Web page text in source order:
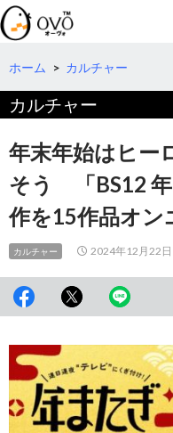
検
索
コ
テ
ツ
へ
動
ホーム > カルチャー
カルチャー
年末年始はヒー
そう 「BS12
作を15作品オン
カルチャー 2024年12月22日